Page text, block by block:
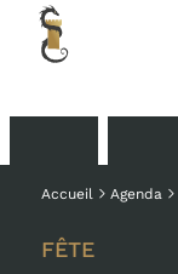
Accueil Agenda
FÊTE